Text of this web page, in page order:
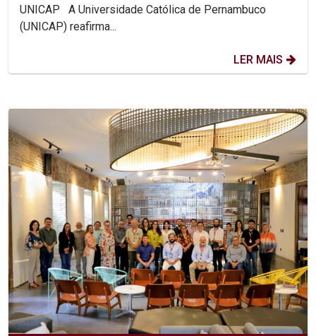
UNICAP A Universidade Católica de Pernambuco
(UNICAP) reafirma...
LER MAIS